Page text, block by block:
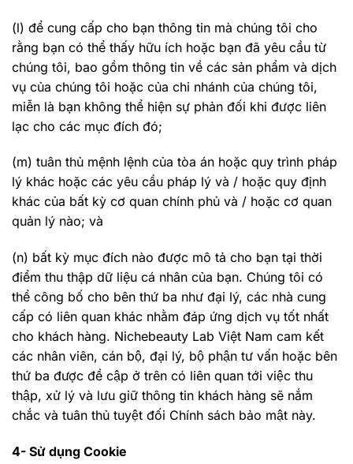
(l) để cung cấp cho bạn thông tin mà chúng tôi cho
rằng bạn có thể thấy hữu ích hoặc bạn đã yêu cầu từ
chúng tôi, bao gồm thông tin về các sản phẩm và dịch
vụ của chúng tôi hoặc của chi nhánh của chúng tôi,
miễn là bạn không thể hiện sự phản đối khi được liên
lạc cho các mục đích đó;
(m) tuân thủ mệnh lệnh của tòa án hoặc quy trình pháp
lý khác hoặc các yêu cầu pháp lý và / hoặc quy định
khác của bất kỳ cơ quan chính phủ và / hoặc cơ quan
quản lý nào; và
(n) bất kỳ mục đích nào được mô tả cho bạn tại thời
điểm thu thập dữ liệu cá nhân của bạn. Chúng tôi có
thể công bố cho bên thứ ba như đại lý, các nhà cung
cấp có liên quan khác nhằm đáp ứng dịch vụ tốt nhất
cho khách hàng. Nichebeauty Lab Việt Nam cam kết
các nhân viên, cán bộ, đại lý, bộ phận tư vấn hoặc bên
thứ ba được đề cập ở trên có liên quan tới việc thu
thập, xử lý và lưu giữ thông tin khách hàng sẽ nắm
chắc và tuân thủ tuyệt đối Chính sách bảo mật này.
4- Sử dụng Cookie